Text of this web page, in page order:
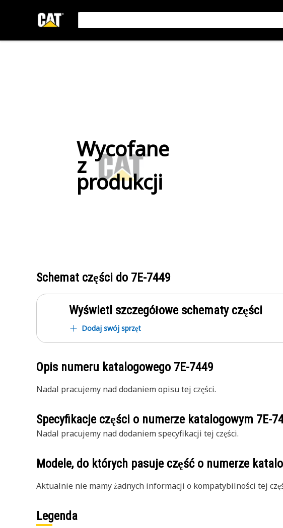
Wycofane
z
produkcji
Schemat części do 7E-7449
Wyświetl szczegółowe schematy części
Dodaj swój sprzęt
Opis numeru katalogowego 7E-7449
Nadal pracujemy nad dodaniem opisu tej części.
Specyfikacje części o numerze katalogowym 7E-
Nadal pracujemy nad dodaniem specyfikacji tej części.
Modele, do których pasuje część o numerze
Aktualnie nie mamy żadnych informacji o kompatybilności tej
Legenda